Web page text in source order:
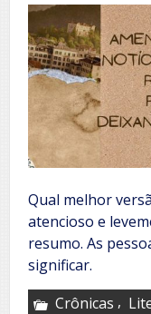
Qual melhor
atencioso e
resumo. As
significar.
Crônicas ,